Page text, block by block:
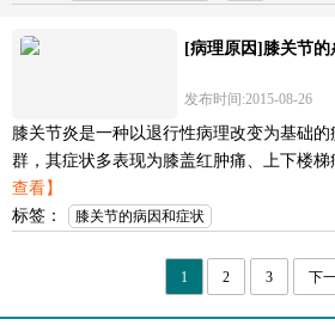
[病理原因]膝关节的
发布时间:2015-08-26
膝关节炎是一种以退行性病理改变为基础
群，其症状多表现为膝盖红肿痛、上下楼
查看】
标签：
膝关节的病因和症状
1 2 3 下